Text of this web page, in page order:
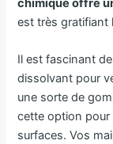
chimique offre
est très gratifiant
Il est fascinant
dissolvant pour
une sorte de
cette option pour
surfaces. Vos